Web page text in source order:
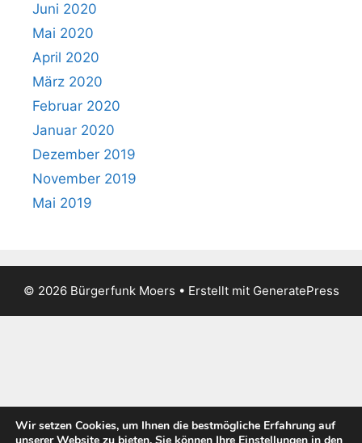
Juni 2020
Mai 2020
April 2020
März 2020
Februar 2020
Januar 2020
Dezember 2019
November 2019
Mai 2019
© 2026 Bürgerfunk Moers • Erstellt mit GeneratePress
Wir setzen Cookies, um Ihnen die bestmögliche Erfahrung auf